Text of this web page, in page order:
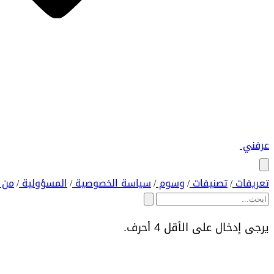
عرفني
تعريفات/ تصنيفات/ وسوم/ سياسة الخصوصية/ المسؤولية/
يرجى إدخال على الأقل 4 أحرف.